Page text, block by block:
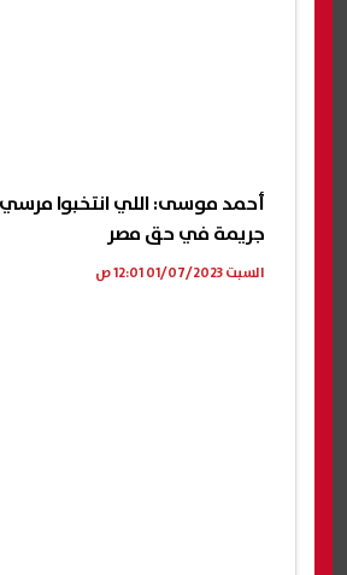
أحمد موسى: اللي انتخبوا مرسي
جريمة في حق مصر
السبت 01/07/2023 12:01 ص